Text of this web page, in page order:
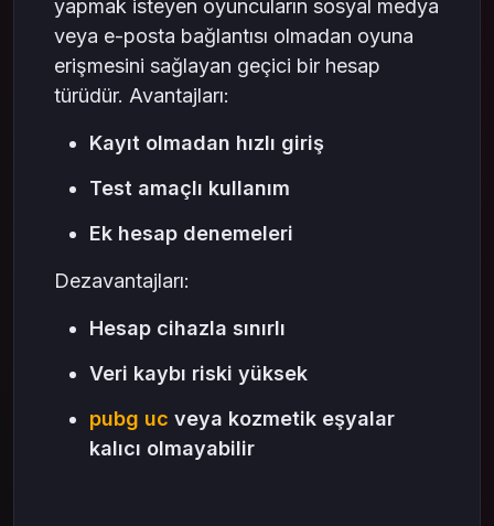
yapmak isteyen oyuncuların sosyal medya
veya e-posta bağlantısı olmadan oyuna
erişmesini sağlayan geçici bir hesap
türüdür. Avantajları:
Kayıt olmadan hızlı giriş
Test amaçlı kullanım
Ek hesap denemeleri
Dezavantajları:
Hesap cihazla sınırlı
Veri kaybı riski yüksek
pubg uc veya kozmetik eşyalar
kalıcı olmayabilir